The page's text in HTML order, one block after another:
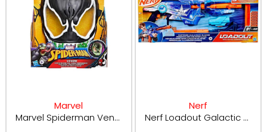
Marvel
Marvel Spiderman Venom Maske G1828
Nerf
Nerf Loadout Galactic Commander G1580